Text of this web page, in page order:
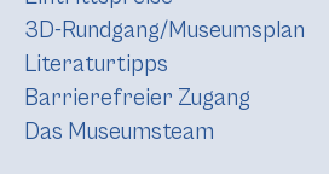
3D-Rundgang/Museumsplan
Literaturtipps
Barrierefreier Zugang
Das Museumsteam